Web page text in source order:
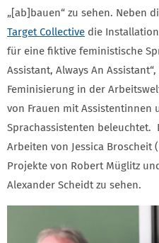
„[ab]bauen“ zu sehen. Neben
Target Collective die
für eine fiktive feministische
Assistant, Always An
Feminisierung in der
von Frauen mit Assistentinnen
Sprachassistenten beleuchtet.
Arbeiten von Jessica Broscheit
Projekte von Robert Müglitz
Alexander Scheidt zu sehen.